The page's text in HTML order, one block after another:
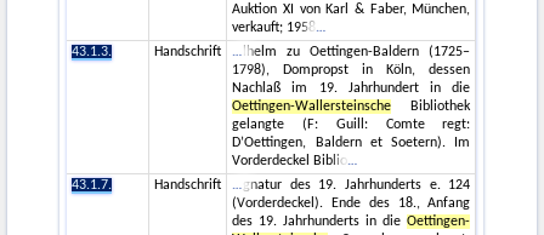
Auktion XI von Karl & Faber, München,
verkauft; 1958
43.1.3.
Handschrift
lhelm zu Oettingen-Baldern (1725–
1798), Dompropst in Köln, dessen
Nachlaß im 19. Jahrhundert in die
Oettingen-Wallersteinsche Bibliothek
gelangte (F: Guill: Comte regt:
D’Oettingen, Baldern et Soetern). Im
Vorderdeckel Biblio
43.1.7.
Handschrift
gnatur des 19. Jahrhunderts e. 124
(Vorderdeckel). Ende des 18., Anfang
des 19. Jahrhunderts in dieOettingen-